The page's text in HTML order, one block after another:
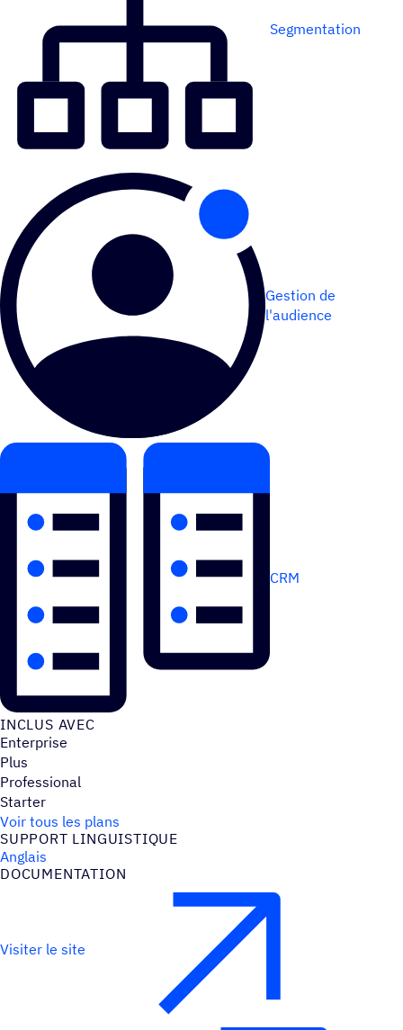
Segmentation
Gestion de
l'audience
CRM
INCLUS AVEC
Enterprise
Plus
Professional
Starter
Voir tous les plans
SUPPORT LINGUIS­TIQUE
Anglais
DOCU­MEN­TA­TION
Visiter le site